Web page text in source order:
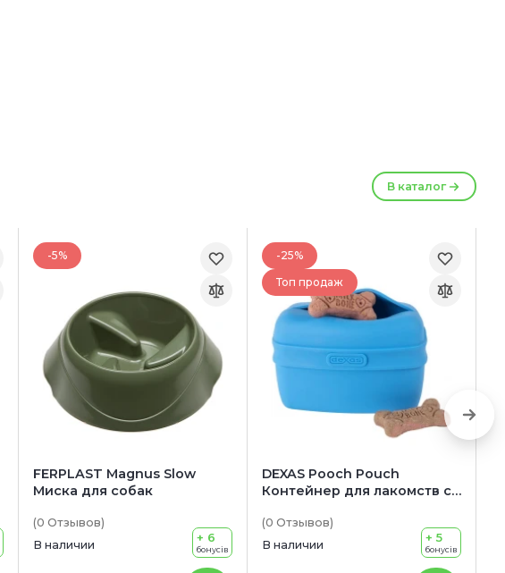
В каталог
-5%
FERPLAST Magnus Slow
Миска для собак
(0 Отзывов)
В наличии
+ 6
бонусів
-25%
Топ продаж
DEXAS Pooch Pouch
Контейнер для лакомств с
(0 Отзывов)
В наличии
+ 5
бонусів